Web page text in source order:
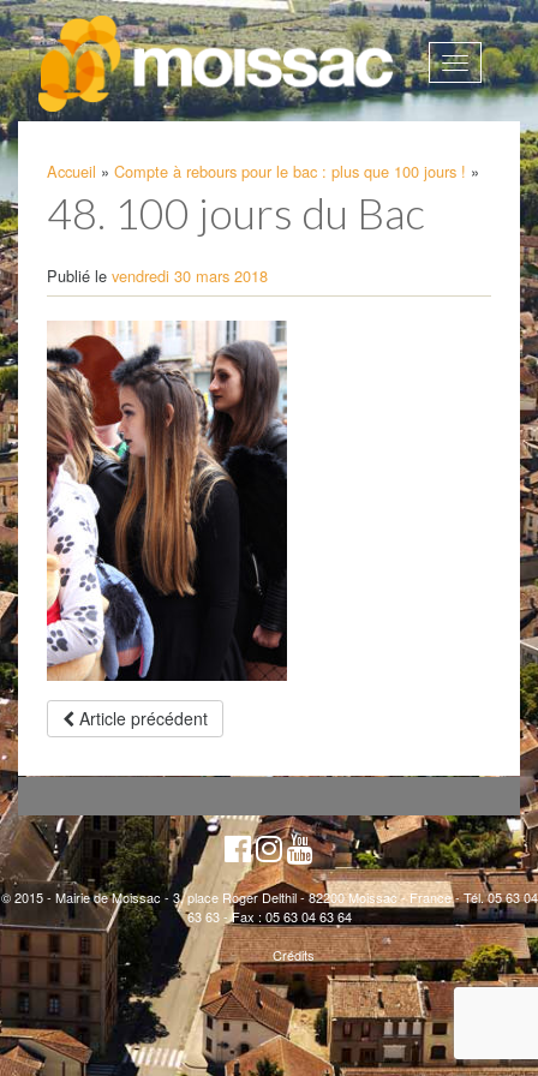
Afficher
la
Accueil » Compte à rebours pour le bac : plus que 100 jours ! »
48. 100 jours du Bac
Publié le vendredi 30 mars 2018
Article précédent
© 2015 - Mairie de Moissac - 3, place Roger Delthil - 82200 Moissac - France - Tél. 05 63 04
63 63 - Fax : 05 63 04 63 64
Crédits